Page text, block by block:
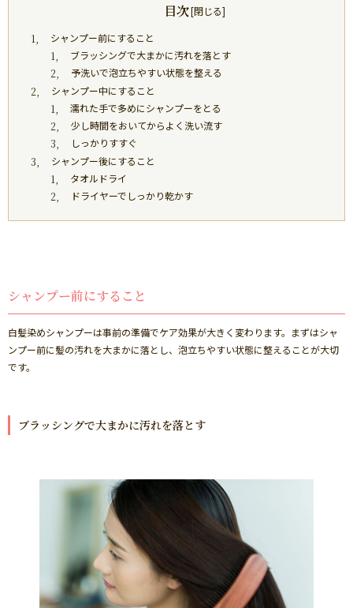
目次
シャンプー前にすること
ブラッシングで大まかに汚れを落とす
予洗いで泡立ちやすい状態を整える
シャンプー中にすること
濡れた手で多めにシャンプーをとる
少し時間をおいてからよく洗い流す
しっかりすすぐ
シャンプー後にすること
タオルドライ
ドライヤーでしっかり乾かす
シャンプー前にすること
白髪染めシャンプーは事前の準備でケア効果が大きく変わります。まずはシャ
ンプー前に髪の汚れを大まかに落とし、泡立ちやすい状態に整えることが大切
です。
ブラッシングで大まかに汚れを落とす